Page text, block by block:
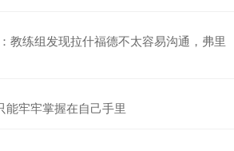
教练组发现拉什福德不太容易沟通，弗里
能牢牢掌握在自己手里